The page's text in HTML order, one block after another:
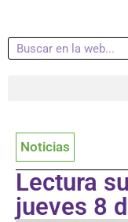
Noticias
Lectura
jueves 8